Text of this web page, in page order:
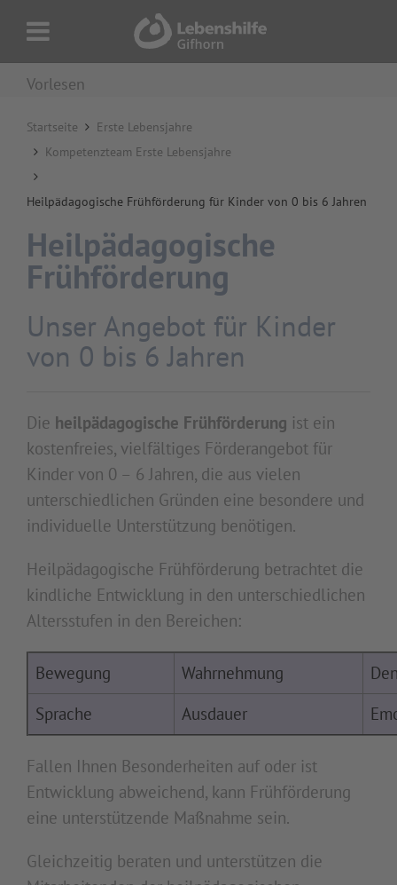
Vorlesen
Startseite
Erste Lebensjahre
Kompetenzteam Erste Lebensjahre
Heilpädagogische Frühförderung für Kinder von 0 bis 6 Jahren
Heilpädagogische
Frühförderung
Unser Angebot für Kinder
von 0 bis 6 Jahren
Die heilpädagogische Frühförderung ist ein
kostenfreies, vielfältiges Förderangebot für
Kinder von 0 – 6 Jahren, die aus vielen
unterschiedlichen Gründen eine besondere und
individuelle Unterstützung benötigen.
Heilpädagogische Frühförderung betrachtet die
kindliche Entwicklung in den unterschiedlichen
Altersstufen in den Bereichen:
Bewegung Wahrnehmung
Sprache
Ausdauer
Fallen Ihnen Besonderheiten auf oder ist
Entwicklung abweichend, kann Frühförderung
eine unterstützende Maßnahme sein.
Gleichzeitig beraten und unterstützen die